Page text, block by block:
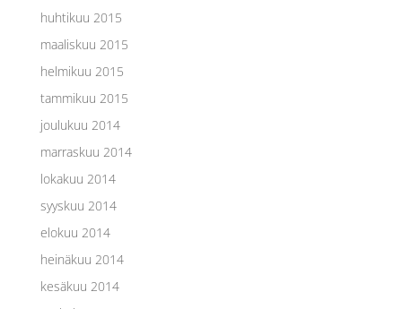
huhtikuu 2015
maaliskuu 2015
helmikuu 2015
tammikuu 2015
joulukuu 2014
marraskuu 2014
lokakuu 2014
syyskuu 2014
elokuu 2014
heinäkuu 2014
kesäkuu 2014